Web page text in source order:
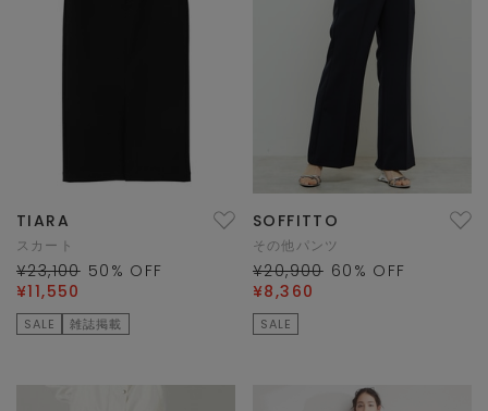
TIARA
スカート
¥23,100 50 % OFF
¥11,550
SALE 雑誌掲載
SOFFITTO
その他パンツ
¥20,900 60 % OFF
¥8,360
SALE